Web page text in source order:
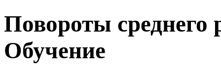
Повороты среднего
Обучение